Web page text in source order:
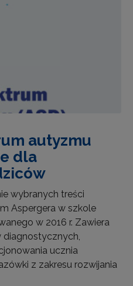
autyzmu
dla
wybranych treści
Aspergera w szkole
w 2016 r. Zawiera
diagnostycznych,
ucznia
z zakresu rozwijania